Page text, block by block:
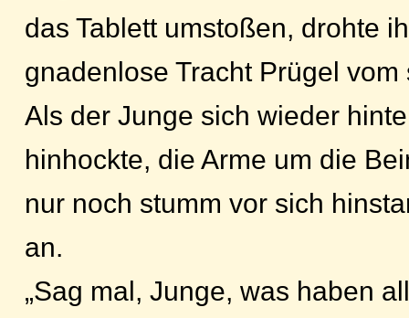
das Tablett umstoßen, drohte
gnadenlose Tracht Prügel vom
Als der Junge sich wieder
hinhockte, die Arme um die
nur noch stumm vor sich
an.
„Sag mal, Junge, was haben